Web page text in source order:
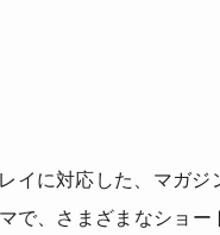
イに対応した、マガジ
で、さまざまなショー